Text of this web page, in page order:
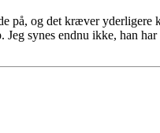
på, og det kræver
synes endnu ikke, han